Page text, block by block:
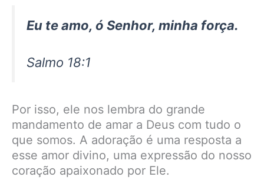
Eu te amo, ó Senhor, minha força.
Salmo 18:1
Por isso, ele nos lembra do grande
mandamento de amar a Deus com tudo o
que somos. A adoração é uma resposta a
esse amor divino, uma expressão do nosso
coração apaixonado por Ele.